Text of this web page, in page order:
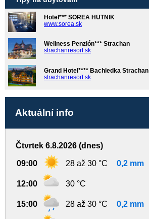
Hotel*** SOREA HUTNÍK
www.sorea.sk
Wellness Penzión*** Strachan
strachanresort.sk
Grand Hotel**** Bachledka Strachan
strachanresort.sk
Aktuální info
Čtvrtek 6.8.2026 (dnes)
09:00 28 až 30 °C 0,2 mm
12:00 30 °C
15:00 28 až 30 °C 0,2 mm